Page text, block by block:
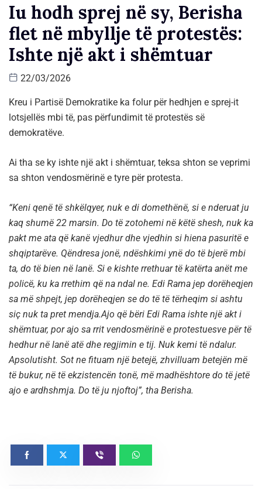
Iu hodh sprej në sy, Berisha
flet në mbyllje të protestës:
Ishte një akt i shëmtuar
22/03/2026
Kreu i Partisë Demokratike ka folur për hedhjen e sprej-it
lotsjellës mbi të, pas përfundimit të protestës së
demokratëve.
Ai tha se ky ishte një akt i shëmtuar, teksa shton se veprimi
sa shton vendosmërinë e tyre për protesta.
“Keni qenë të shkëlqyer, nuk e di domethënë, si e nderuat ju
kaq shumë 22 marsin. Do të zotohemi në këtë shesh, nuk ka
pakt me ata që kanë vjedhur dhe vjedhin si hiena pasuritë e
shqiptarëve. Qëndresa jonë, ndëshkimi ynë do të bjerë mbi
ta, do të bien në lanë. Si e kishte rrethuar të katërta anët me
policë, ku ka rrethim që na ndal ne. Edi Rama jep dorëheqjen
sa më shpejt, jep dorëheqjen se do të të tërheqim si ashtu
siç nuk ta pret mendja.Ajo që bëri Edi Rama ishte një akt i
shëmtuar, por ajo sa rrit vendosmërinë e protestuesve për të
hedhur në lanë atë dhe regjimin e tij. Nuk kemi të ndalur.
Apsolutisht. Sot ne fituam një betejë, zhvilluam betejën më
të bukur, në të ekzistencën tonë, më madhështore do të jetë
ajo e ardhshmja. Do të ju njoftoj”, tha Berisha.